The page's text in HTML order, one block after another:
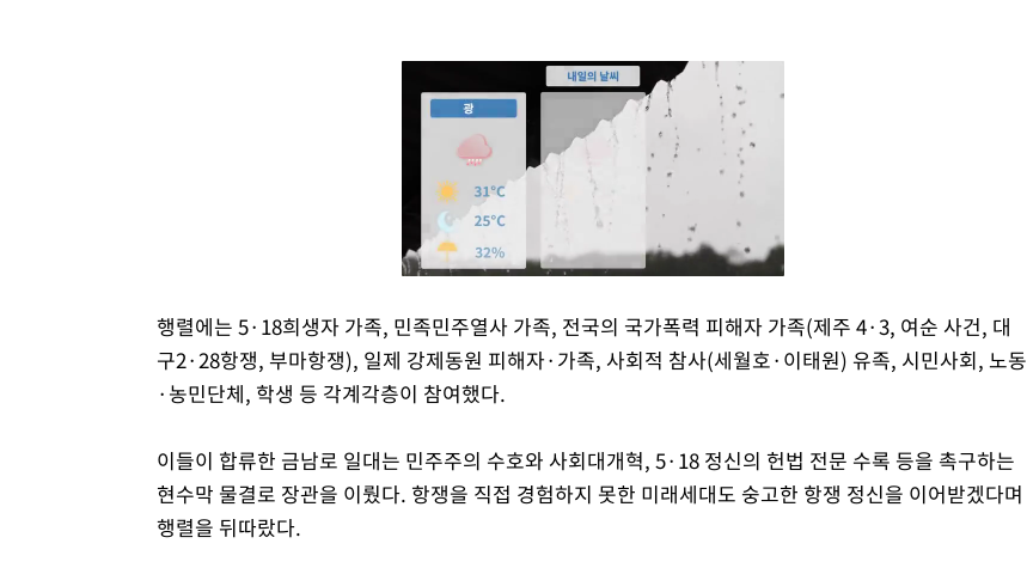
Mute
행렬에는 5·18희생자 가족, 민족민주열사 가족, 전국의 국가폭력 피해자 가족(제주 4·3, 여순 사건, 대
구2·28항쟁, 부마항쟁), 일제 강제동원 피해자·가족, 사회적 참사(세월호·이태원) 유족, 시민사회, 노동
·농민단체, 학생 등 각계각층이 참여했다.
이들이 합류한 금남로 일대는 민주주의 수호와 사회대개혁, 5·18 정신의 헌법 전문 수록 등을 촉구하는
현수막 물결로 장관을 이뤘다. 항쟁을 직접 경험하지 못한 미래세대도 숭고한 항쟁 정신을 이어받겠다며
행렬을 뒤따랐다.